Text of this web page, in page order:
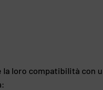
loro compatibilità con